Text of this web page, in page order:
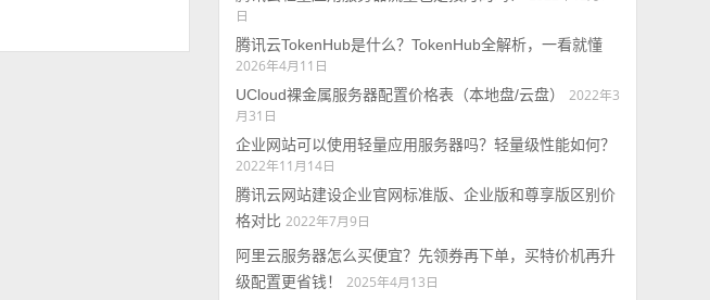
日
腾讯云TokenHub是什么？TokenHub全解析，一看就懂
2026年4月11日
UCloud裸金属服务器配置价格表（本地盘/云盘）
2022年3
月31日
企业网站可以使用轻量应用服务器吗？轻量级性能如何？
2022年11月14日
腾讯云网站建设企业官网标准版、企业版和尊享版区别价
格对比 2022年7月9日
阿里云服务器怎么买便宜？先领券再下单，买特价机再升
级配置更省钱！
2025年4月13日